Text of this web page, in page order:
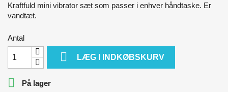
Kraftfuld mini vibrator sæt som passer i enhver håndtaske. Er
vandtæt.
Antal
 LÆG I INDKØBSKURV
 På lager